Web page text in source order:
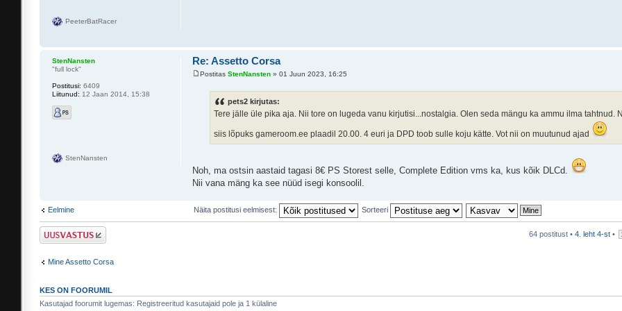
PeeterBatRacer
Re: Assetto Corsa
PostitasStenNansten » 01 Juun 2023, 16:25
pets2 kirjutas:
Tere jälle üle pika aja. Nii tore on lugeda vanu kirjutisi...nostalgia. Olen seda mängu ka ammu ilma tahtnud.
siis lõpuks gameroom.ee plaadil 20.00. 4 euri ja DPD toob sulle koju kätte. Vot nii on muutunud ajad
Noh, ma ostsin aastaid tagasi 8€ PS Storest selle, Complete Edition vms ka, kus kõik DLCd.
Nii vana mäng ka see nüüd isegi konsoolil.
StenNansten
"full lock"
Postitusi: 6409
Liitunud: 12 Jaan 2014, 15:38
StenNansten
Eelmine Näita postitusi eelmisest: Sorteeri
Postita vastus 64 postitust • 4 . leht 4-st •
Mine Assetto Corsa
KES ON FOORUMIL
Kasutajad foorumit lugemas: Registreeritud kasutajaid pole ja 1 külaline